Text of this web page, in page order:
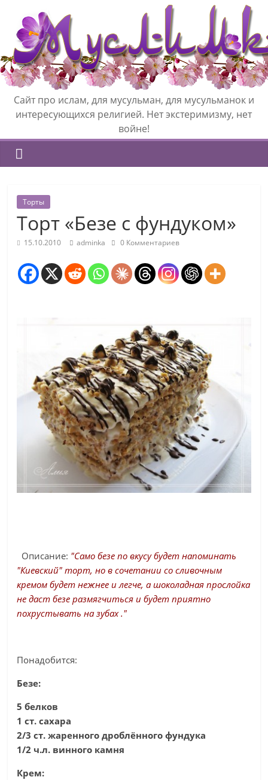
Сайт про ислам, для мусульман, для мусульманок и
интересующихся религией. Нет экстеримизму, нет
войне!
Торты
Торт «Безе с фундуком»
15.10.2010 adminka 0 Комментариев
Описание: "Само безе по вкусу будет напоминать
"Киевский" торт, но в сочетании со сливочным
кремом будет нежнее и легче, а шоколадная прослойка
не даст безе размягчиться и будет приятно
похрустывать на зубах ."
Понадобится:
Безе:
5 белков
1 ст. сахара
2/3 ст. жаренного дроблённого фундука
1/2 ч.л. винного камня
Крем: